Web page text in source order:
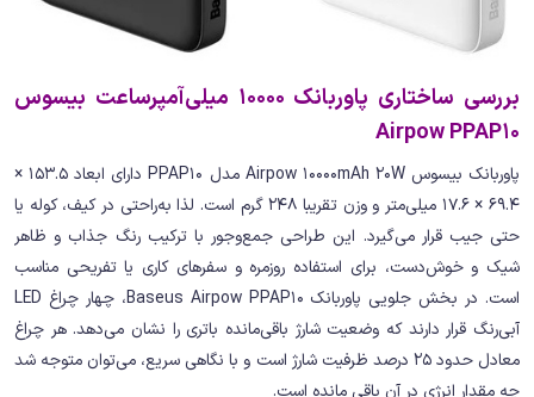
بررسی ساختاری پاوربانک 10000 میلی‌آمپرساعت بیسوس
Airpow PPAP10
پاوربانک بیسوس Airpow 10000mAh 20W مدل PPAP10 دارای ابعاد 153.5 ×
69.4 × 17.6 میلی‌متر و وزن تقریبا 248 گرم است. لذا به‌راحتی در کیف، کوله یا
حتی جیب قرار می‌گیرد. این طراحی جمع‌وجور با ترکیب رنگ جذاب و ظاهر
شیک و خوش‌دست، برای استفاده روزمره و سفرهای کاری یا تفریحی مناسب
است. در بخش جلویی پاوربانک Baseus Airpow PPAP10، چهار چراغ LED
آبی‌رنگ قرار دارند که وضعیت شارژ باقی‌مانده باتری را نشان می‌دهد. هر چراغ
معادل حدود 25 درصد ظرفیت شارژ است و با نگاهی سریع، می‌توان متوجه شد
چه مقدار انرژی در آن باقی مانده است.